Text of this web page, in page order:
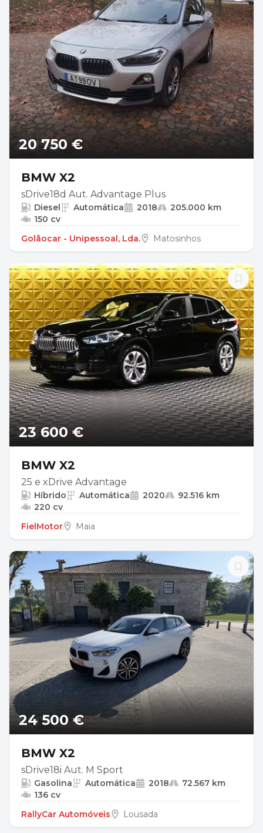
20 750 €
BMW X2
sDrive18d Aut. Advantage Plus
Diesel Automática 2018
205.000 km
150 cv
Golãocar - Unipessoal, Lda.
Matosinhos
23 600 €
BMW X2
25 e xDrive Advantage
Híbrido Automática 2020
92.516 km
220 cv
FielMotor
Maia
24 500 €
BMW X2
sDrive18i Aut. M Sport
Gasolina Automática 2018
72.567 km
136 cv
RallyCar Automóveis
Lousada